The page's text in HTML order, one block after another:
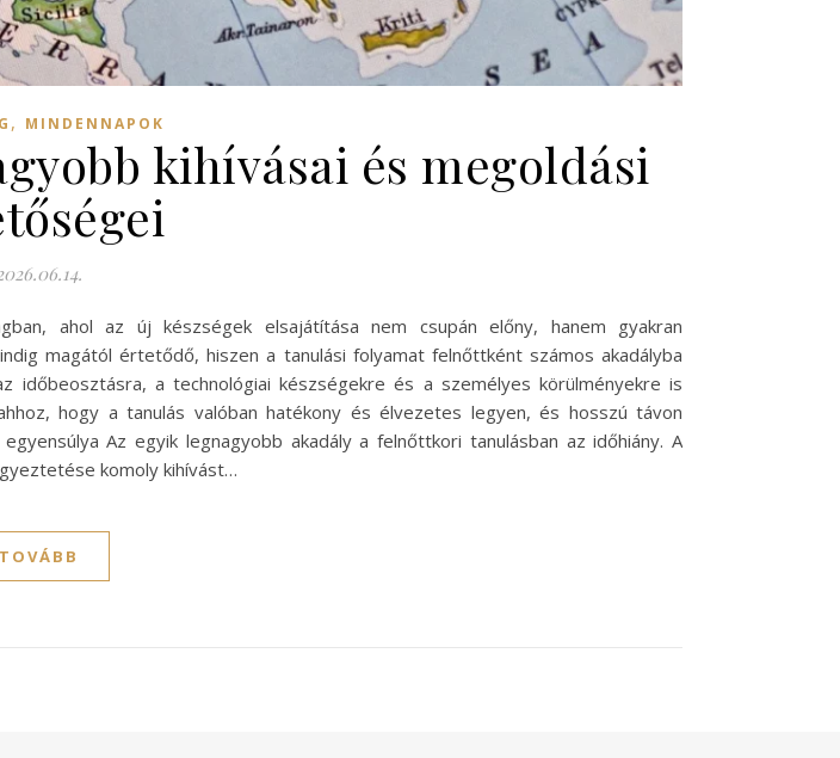
, MINDENNAPOK
kihívásai és megoldási
ahol az új készségek elsajátítása nem csupán előny, hanem gyakran
magától értetődő, hiszen a tanulási folyamat felnőttként számos akadályba
időbeosztásra, a technológiai készségekre és a személyes körülményekre is
hogy a tanulás valóban hatékony és élvezetes legyen, és hosszú távon
Az egyik legnagyobb akadály a felnőttkori tanulásban az időhiány. A
komoly kihívást…
TOVÁBB